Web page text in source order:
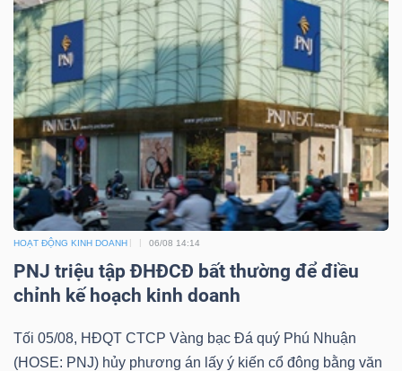
HOẠT ĐỘNG KINH DOANH 06/08 14:14
PNJ triệu tập ĐHĐCĐ bất thường để điều
chỉnh kế hoạch kinh doanh
Tối 05/08, HĐQT CTCP Vàng bạc Đá quý Phú Nhuận
(HOSE: PNJ) hủy phương án lấy ý kiến cổ đông bằng văn